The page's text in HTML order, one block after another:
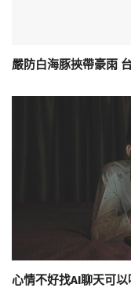
嚴防白海豚挾帶豪雨
心情不好找AI聊天可